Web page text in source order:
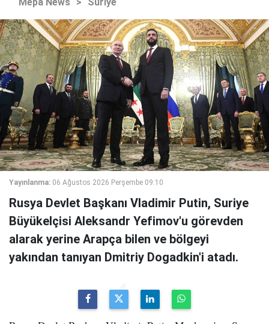
Yayınlanma: 06 Ağustos 2026 Perşembe 09:10
Rusya Devlet Başkanı Vladimir Putin, Suriye
Büyükelçisi Aleksandr Yefimov'u görevden
alarak yerine Arapça bilen ve bölgeyi
yakından tanıyan Dmitriy Dogadkin'i atadı.